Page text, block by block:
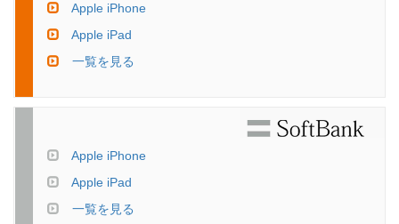
Apple iPhone
Apple iPad
一覧を見る
Apple iPhone
Apple iPad
一覧を見る